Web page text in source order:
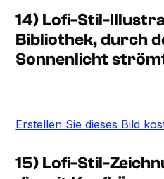
14) Lofi-Stil-
Bibliothek, durch
Sonnenlicht
Erstellen Sie dieses Bild
15) Lofi-Stil-